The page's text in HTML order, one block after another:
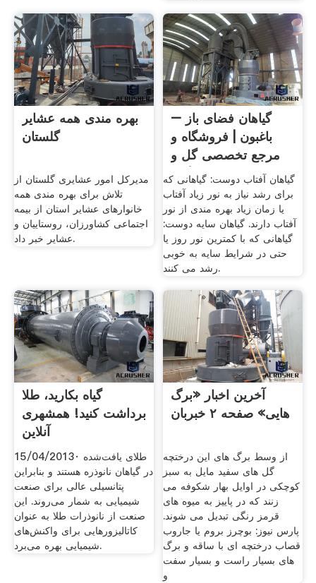
بهره مندی همه عشایر
گلستان
مدیرکل امور عشایری گلستان از
تلاش برای بهره مندی همه
خانوار‌های عشایر استان از بیمه
اجتماعی کشاورزان، روستاییان و
عشایر خبر داد.
گیاهان فضای باز –
باغبون | فروشگاه و
مرجع تخصصی گل و
گیاه
گیاهان آفتاب دوست: گیاهانی که
برای رشد نیاز به نور زیاد آفتاب
یا زمان زیاد بهره مندی از نور
آفتاب دارند. گیاهان سایه دوست:
گیاهانی که با کمترین نور روز یا
حتی در شرایط سایه به خوبی
رشد می کنند.
گیاه بکارید، طلا
برداشت کنید! همشهری
آنلاین
15/04/2013· طلای یافت‌شده
در گیاهان نانوذره هستند و بنابراین
پتانسیلی عالی برای صنعت
شیمیایی به شمار می‌روند. این
صنعت از نانوذرات طلا به عنوان
کاتالیزور‌هایی برای واکنش‌های
شیمیایی بهره می‌برد.
آخرین اخبار «برگ
هایی» صفحه ۲ خبربان
از وسط برگ های این درختچه
گل های سفید مایل به سبز
کوچکی در اوایل بهار شکوفه می
زنند که در پاییز به میوه های
قرمز رنگی تبدیل می شوند.
پارس نیوز: بوچرز بروم یا جاروب
قصاب درختچه ای با ساقه و برگ
های بسیار راست و بسیار سفت
و